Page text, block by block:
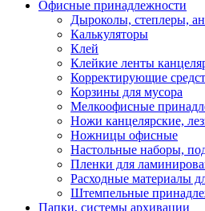
Офисные принадлежности
Дыроколы, степлеры,
Калькуляторы
Клей
Клейкие ленты
Корректирующие
Корзины для мусора
Мелкоофисные
Ножи канцелярские,
Ножницы офисные
Настольные наборы,
Пленки для
Расходные материалы
Штемпельные
Папки, системы архивации